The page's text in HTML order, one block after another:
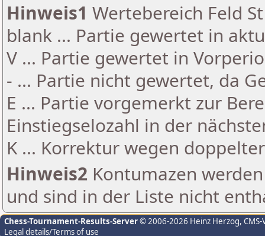
Hinweis1 Wertebereich Feld
blank ... Partie gewertet in
V ... Partie gewertet in
- ... Partie nicht gewertet, da
E ... Partie vorgemerkt zur
Einstiegselozahl in der
K ... Korrektur wegen
Hinweis2 Kontumazen
und sind in der Liste nicht
Chess-Tournament-Results-Server© 2006-2026 Heinz Herzog,
Legal details/Terms of use